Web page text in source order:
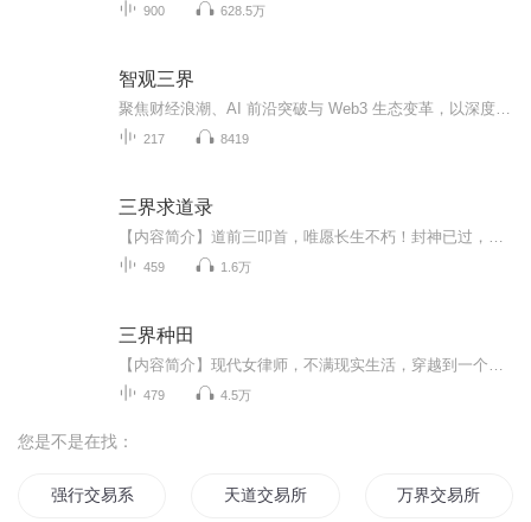
900 628.5万
智观三界
217 8419
三界求道录
459 1.6万
三界种田
479 4.5万
您是不是在找：
强行交易系统 天道交易所 万界交易所